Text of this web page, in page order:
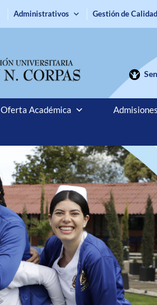
Administrativos Gestión de Calidad
Oferta Académica Admisiones